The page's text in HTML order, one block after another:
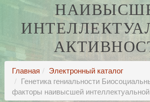
Главная
Электронный каталог
Генетика гениальности
факторы наивысшей интеллектуальной